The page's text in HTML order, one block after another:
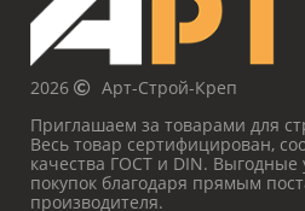
2026
Арт-Строй-Креп
Приглашаем за товарами для
Весь товар сертифицирован,
качества ГОСТ и DIN. Выгодные
покупок благодаря прямым
производителя.